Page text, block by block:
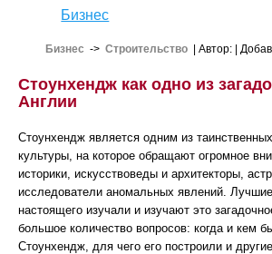
Бизнес
Бизнес -> Строительство | Автор: |
Стоунхендж как одно из
Англии
Стоунхендж является одним из
культуры, на которое обращают огромное
историки, искусствоведы и архитекторы,
исследователи аномальных явлений.
настоящего изучали и изучают это
большое количество вопросов: когда и кем
Стоунхендж, для чего его построили и